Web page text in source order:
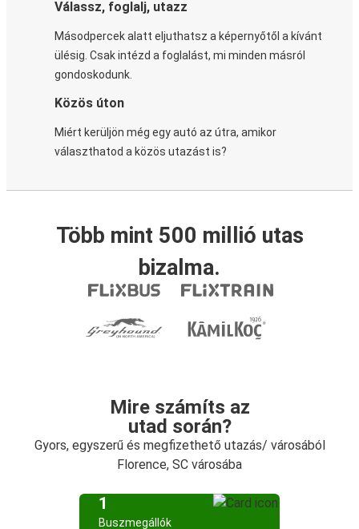
Válassz, foglalj, utazz
Másodpercek alatt eljuthatsz a képernyőtől a kívánt
ülésig. Csak intézd a foglalást, mi minden másról
gondoskodunk.
Közös úton
Miért kerüljön még egy autó az útra, amikor
választhatod a közös utazást is?
Több mint 500 millió utas
bizalma.
Mire számíts az
utad során?
Gyors, egyszerű és megfizethető utazás/ városából
Florence, SC városába
1
Buszmegállók